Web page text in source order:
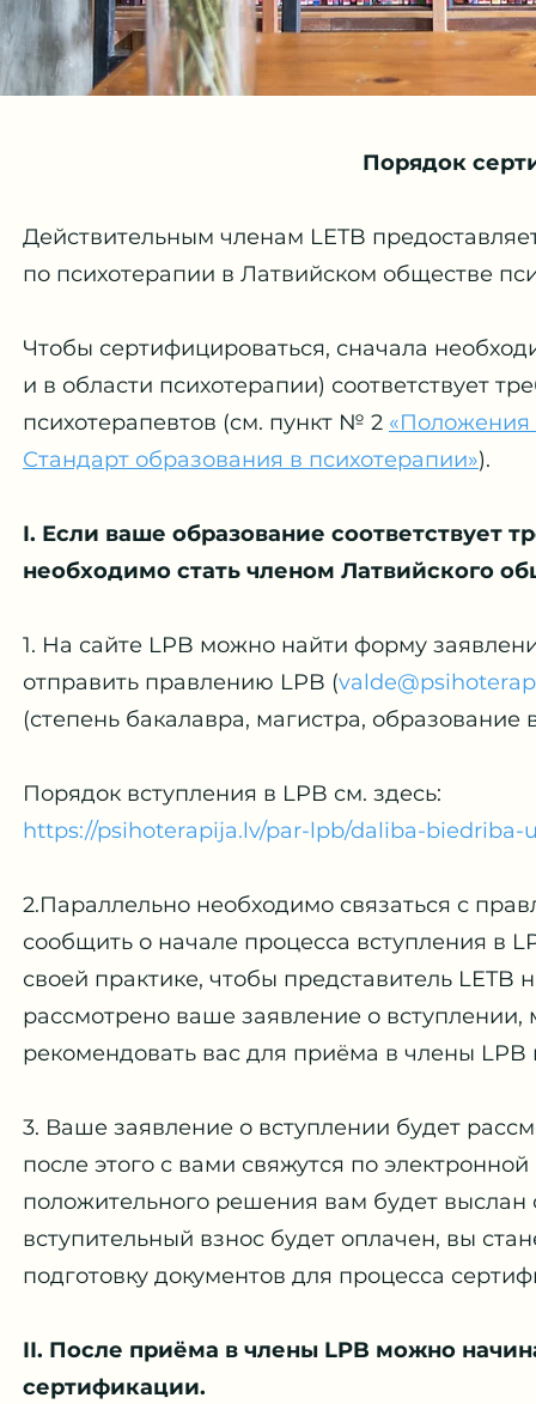
Порядок
Действительным членам LETB
по психотерапии в Латвийском обществе
Чтобы сертифицироваться, сначала
и в области психотерапии) соответствует
психотерапевтов (см. пункт № 2 «Положения
Стандарт образования в психотерапии»).
I. Если ваше образование соответствует
необходимо стать членом Латвийского
1. На сайте LPB можно найти форму
отправить правлению LPB (
(степень бакалавра, магистра, образование
Порядок вступления в LPB см. здесь:
https://psihoterapija.lv/par-lpb/daliba-biedriba-
2.Параллельно необходимо связаться с
сообщить о начале процесса вступления в
своей практике, чтобы представитель
рассмотрено ваше заявление о
рекомендовать вас для приёма в члены
3. Ваше заявление о вступлении будет
после этого с вами свяжутся по
положительного решения вам будет выслан
вступительный взнос будет оплачен, вы
подготовку документов для процесса
II. После приёма в члены LPB можно
сертификации.